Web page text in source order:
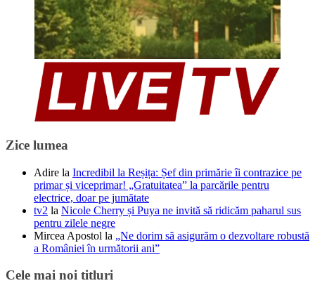
Zice lumea
Adire la Incredibil la Reșița: Șef din primărie îi contrazice pe
primar și viceprimar! „Gratuitatea” la parcările pentru
electrice, doar pe jumătate
tv2 la Nicole Cherry și Puya ne invită să ridicăm paharul sus
pentru zilele negre
Mircea Apostol la „Ne dorim să asigurăm o dezvoltare robustă
a României în următorii ani”
Cele mai noi titluri